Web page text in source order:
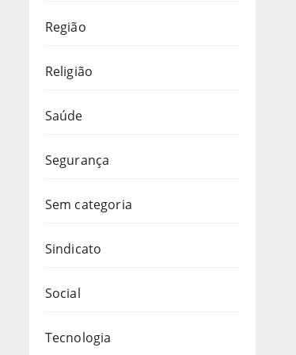
Região
Religião
Saúde
Segurança
Sem categoria
Sindicato
Social
Tecnologia